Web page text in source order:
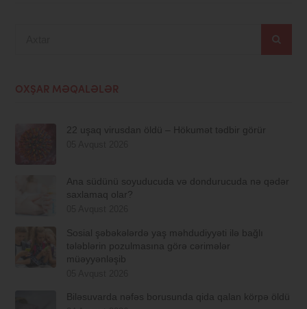
OXŞAR MƏQALƏLƏR
22 uşaq virusdan öldü – Hökumət tədbir görür
Ana südünü soyuducuda və dondurucuda nə qədər
saxlamaq olar?
Sosial şəbəkələrdə yaş məhdudiyyəti ilə bağlı
tələblərin pozulmasına görə cərimələr
müəyyənləşib
Biləsuvarda nəfəs borusunda qida qalan körpə öldü